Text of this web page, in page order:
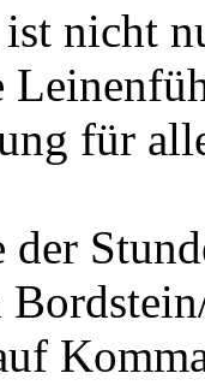
nicht
für